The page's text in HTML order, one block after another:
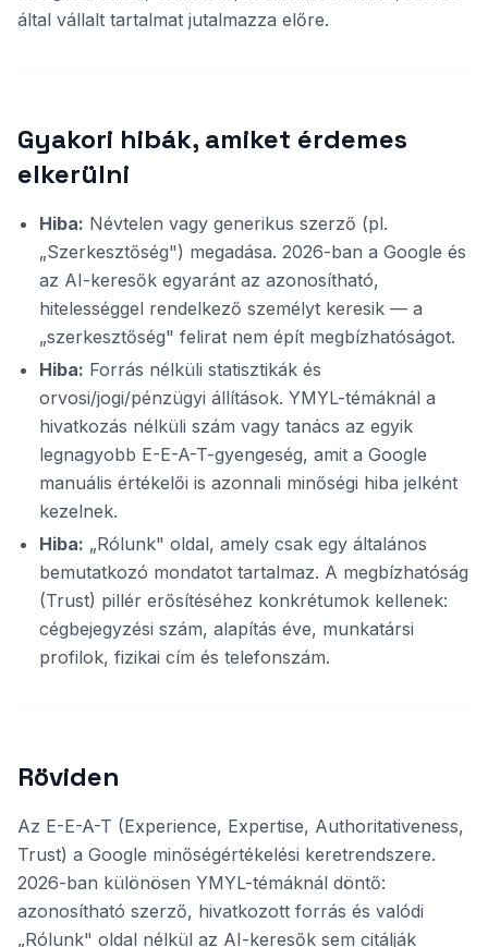
által vállalt tartalmat jutalmazza előre.
Gyakori hibák, amiket érdemes
elkerülni
Hiba: Névtelen vagy generikus szerző (pl.
„Szerkesztőség") megadása. 2026-ban a Google és
az AI-keresők egyaránt az azonosítható,
hitelességgel rendelkező személyt keresik — a
„szerkesztőség" felirat nem épít megbízhatóságot.
Hiba: Forrás nélküli statisztikák és
orvosi/jogi/pénzügyi állítások. YMYL-témáknál a
hivatkozás nélküli szám vagy tanács az egyik
legnagyobb E-E-A-T-gyengeség, amit a Google
manuális értékelői is azonnali minőségi hiba jelként
kezelnek.
Hiba: „Rólunk" oldal, amely csak egy általános
bemutatkozó mondatot tartalmaz. A megbízhatóság
(Trust) pillér erősítéséhez konkrétumok kellenek:
cégbejegyzési szám, alapítás éve, munkatársi
profilok, fizikai cím és telefonszám.
Röviden
Az E-E-A-T (Experience, Expertise, Authoritativeness,
Trust) a Google minőségértékelési keretrendszere.
2026-ban különösen YMYL-témáknál döntő:
azonosítható szerző, hivatkozott forrás és valódi
„Rólunk" oldal nélkül az AI-keresők sem citálják